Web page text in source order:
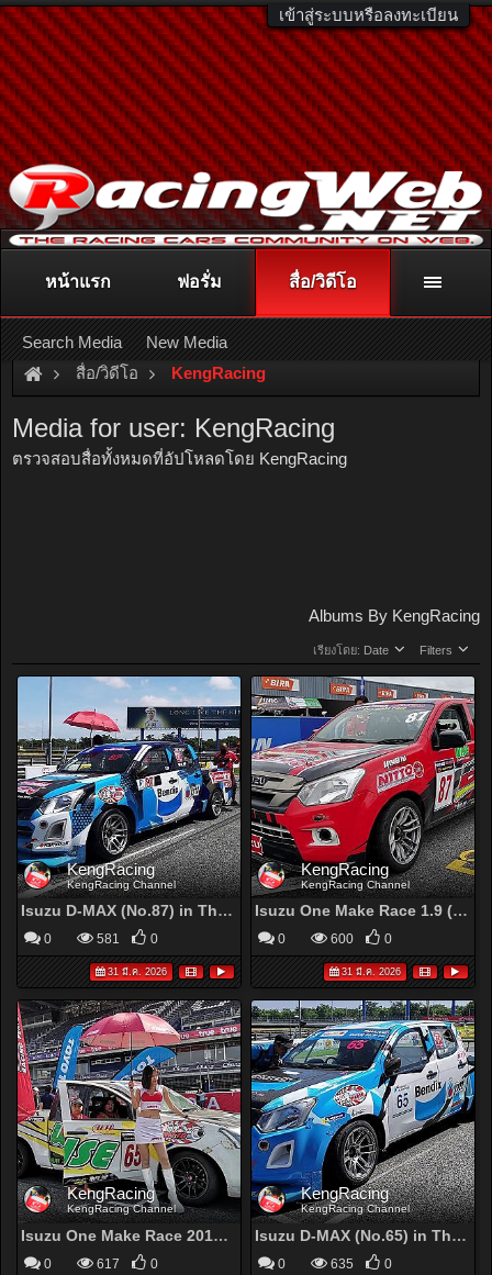
เข้าสู่ระบบหรือลงทะเบียน
ติดต่อลงโฆษณา racingweb@gmail.comหรือโทร. 081-811-1138
หรืออ่านรายละเอียดเพิ่มเติม คลิกที่นี่
สื่อ/วิดีโอ KengRacing
Media for user: KengRacing
ตรวจสอบสื่อทั้งหมดที่อัปโหลดโดย KengRacing
Albums By KengRacing
เรียงโดย: Date Filters
KengRacing
KengRacing Channel
Isuzu D-MAX (No.87) in Thailand Super Series 2020 Round 2
0 581 0
31 มี.ค. 2026
KengRacing
KengRacing Channel
Isuzu One Make Race 1.9 (No.87) in Toyo Racing Car Thailand 2020 Round 2 (Race2)
0 600 0
31 มี.ค. 2026
KengRacing
KengRacing Channel
Isuzu One Make Race 2019 No.65 Round 6
0 617 0
KengRacing
KengRacing Channel
Isuzu D-MAX (No.65) in Thailand Super Series 2019 Round 7-8
0 635 0
หน้าแรก ฟอรั่ม สื่อ/วิดีโอ
Search Media New Media